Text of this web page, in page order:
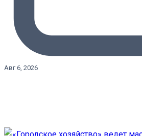
Авг 6, 2026